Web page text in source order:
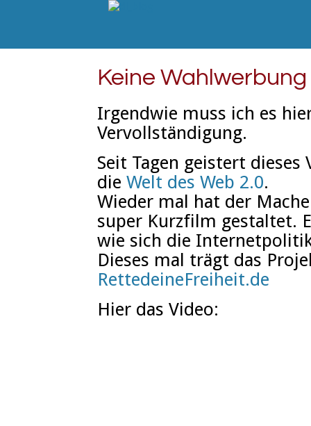
Keine Wahlwerbung
Irgendwie muss ich es
Vervollständigung.
Seit Tagen geistert
die Welt des Web 2.0.
Wieder mal hat der
super Kurzfilm gestaltet.
wie sich die
Dieses mal trägt das
RettedeineFreiheit.de
Hier das Video: